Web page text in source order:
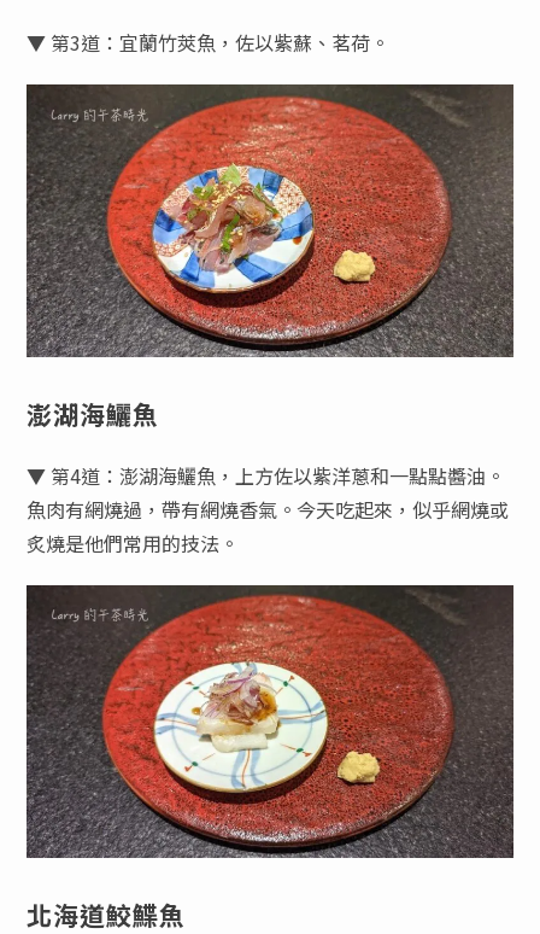
▼ 第3道：宜蘭竹莢魚，佐以紫蘇、茗荷。
澎湖海鱺魚
▼ 第4道：澎湖海鱺魚，上方佐以紫洋蔥和一點點醬油。
魚肉有網燒過，帶有網燒香氣。今天吃起來，似乎網燒或
炙燒是他們常用的技法。
北海道鮫鰈魚